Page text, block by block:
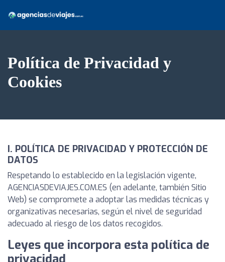
Política de Privacidad y
Cookies
I. POLÍTICA DE PRIVACIDAD Y PROTECCIÓN DE
DATOS
Respetando lo establecido en la legislación vigente,
AGENCIASDEVIAJES.COM.ES (en adelante, también Sitio
Web) se compromete a adoptar las medidas técnicas y
organizativas necesarias, según el nivel de seguridad
adecuado al riesgo de los datos recogidos.
Leyes que incorpora esta política de